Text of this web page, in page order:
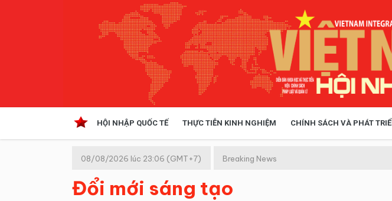
HỘI NHẬP QUỐC TẾ THỰC TIỄN KINH NGHIỆM CHÍNH SÁCH VÀ PHÁT
Kinh tế hội nhập
Doanh nghiệp
08/08/2026 lúc 23:06 (GMT+7) Breaking News
Đổi mới sáng tạo